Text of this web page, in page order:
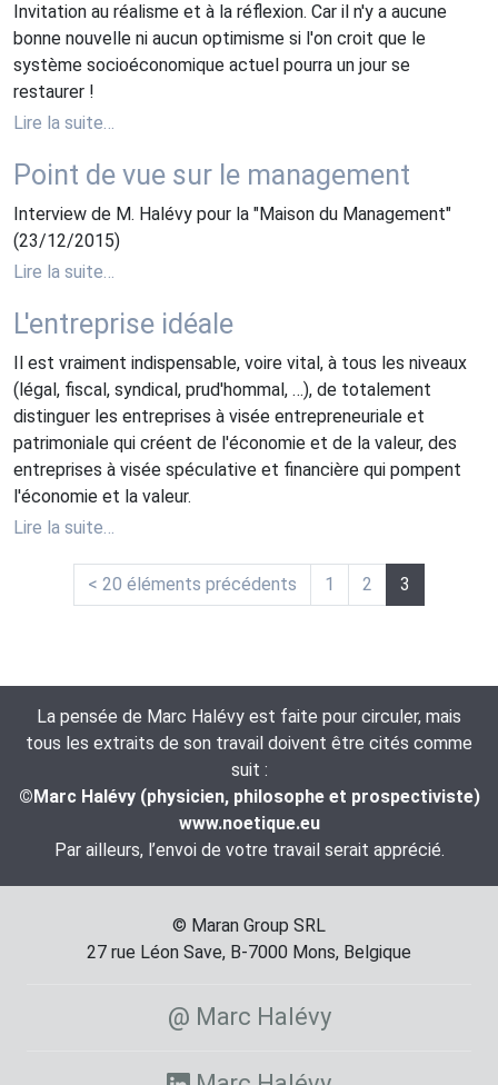
Invitation au réalisme et à la réflexion. Car il n'y a aucune
bonne nouvelle ni aucun optimisme si l'on croit que le
système socioéconomique actuel pourra un jour se
restaurer !
Lire la suite…
Point de vue sur le management
Interview de M. Halévy pour la "Maison du Management"
(23/12/2015)
Lire la suite…
L'entreprise idéale
Il est vraiment indispensable, voire vital, à tous les niveaux
(légal, fiscal, syndical, prud'hommal, …), de totalement
distinguer les entreprises à visée entrepreneuriale et
patrimoniale qui créent de l'économie et de la valeur, des
entreprises à visée spéculative et financière qui pompent
l'économie et la valeur.
Lire la suite…
< 20 éléments précédents 1 2
3
La pensée de Marc Halévy est faite pour circuler, mais
tous les extraits de son travail doivent être cités comme
suit :
©Marc Halévy (physicien, philosophe et prospectiviste)
www.noetique.eu
Par ailleurs, l’envoi de votre travail serait apprécié.
© Maran Group SRL
27 rue Léon Save, B-7000 Mons, Belgique
@ Marc Halévy